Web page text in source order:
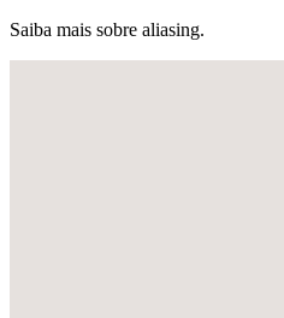
Saiba mais sobre aliasing​​​​​​​.